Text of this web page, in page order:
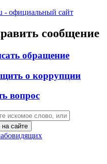
- официальный сайт
сообщение
обращение
о коррупции
вопрос
на сайте